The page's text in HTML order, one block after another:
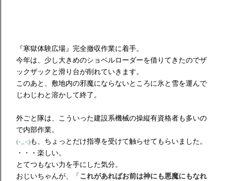
『寒獄体験広場』完全撤収作業に着手。
今年は、少し大きめのショベルローダーを借りてきたのでザ
ックザックと滑り台が削れていきます。
このあと、敷地内の邪魔にならないところに氷と雪を運んで
じわじわと溶かして終了。
外ごと隊は、こういった建設系機械の操縦有資格者も多いの
で内部作業。
(-_-;)も、ちょっとだけ指導を受けて触らせてもらいました。
・・・楽しい。
とてつもない力を手にした気分。
おじいちゃんが、「これがあればお前は神にも悪魔にもなれ